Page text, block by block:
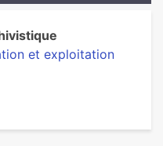
et exploitation